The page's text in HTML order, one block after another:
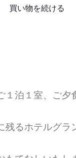
買い物を続ける
泊１室、ご夕
るホテルグラ